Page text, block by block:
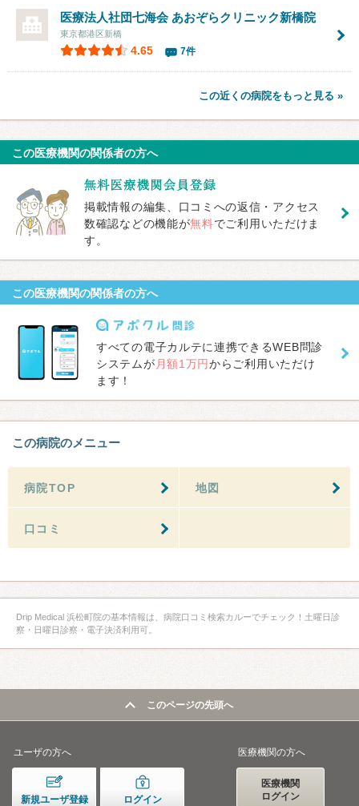
医療法人社団七海会 あおぞらクリニック新橋院
東京都港区新橋
4.65 7件
この近くの病院をもっと見る »
この医療機関の関係者の方へ
掲載情報の編集、口コミへの返信・アクセス
数確認などの機能が無料でご利用いただけま
す。
この医療機関の関係者の方へ
すべての電子カルテに連携できるWEB問診
システムが 月額1万円からご利用いただけ
ます！
この病院のメニュー
病院TOP 地図
口コミ
Drip Medical 浜松町院の基本情報は、病院口コミ検索カルーでチェック！土曜日診
察・日曜日診察・電子決済利用可。
このページの先頭へ
ユーザの方へ
新規ユーザ登録 ログイン
医療機関の方へ
医療機関
ログイン